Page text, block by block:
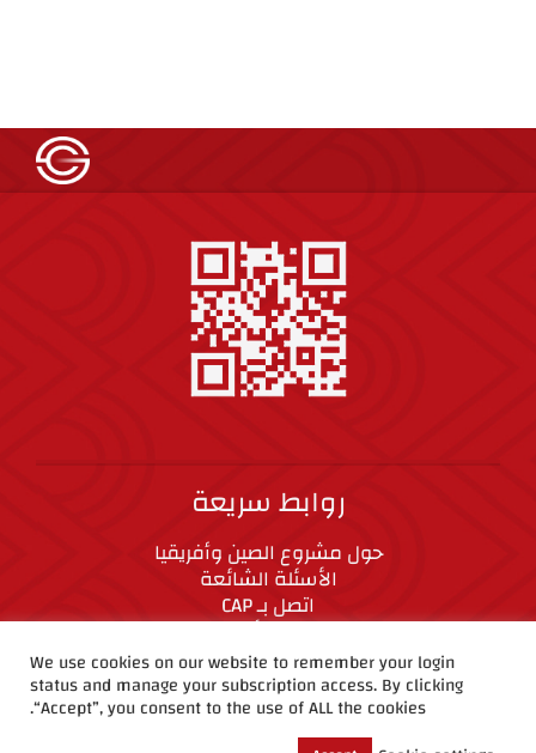
روابط سريعة
حول مشروع الصين وأفريقيا
الأسئلة الشائعة
اتصل بـ CAP
المعايير الأخلاقية
We use cookies on our website to remember your login
status and manage your subscription access. By clicking
“Accept”, you consent to the use of ALL the cookies.